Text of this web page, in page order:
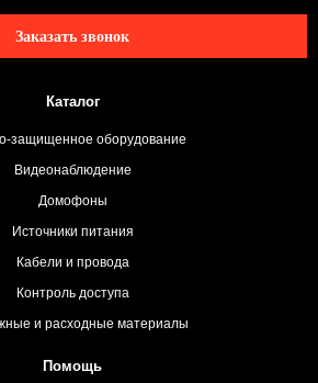
Заказать звонок
Каталог
защищенное оборудование
Видеонаблюдение
Домофоны
Источники питания
Кабели и провода
Контроль доступа
и расходные материалы
Помощь